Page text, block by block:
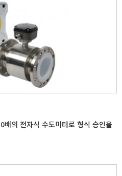
의 전자식 수도미터로 형식 승인을